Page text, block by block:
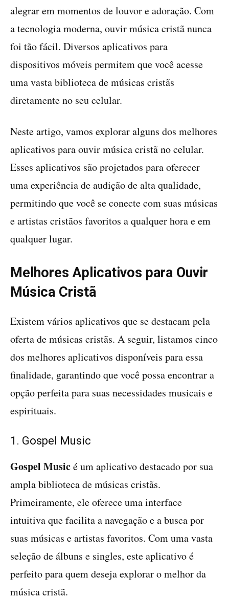
alegrar em momentos de louvor e adoração. Com
a tecnologia moderna, ouvir música cristã nunca
foi tão fácil. Diversos aplicativos para
dispositivos móveis permitem que você acesse
uma vasta biblioteca de músicas cristãs
diretamente no seu celular.
Neste artigo, vamos explorar alguns dos melhores
aplicativos para ouvir música cristã no celular.
Esses aplicativos são projetados para oferecer
uma experiência de audição de alta qualidade,
permitindo que você se conecte com suas músicas
e artistas cristãos favoritos a qualquer hora e em
qualquer lugar.
Melhores Aplicativos para Ouvir
Música Cristã
Existem vários aplicativos que se destacam pela
oferta de músicas cristãs. A seguir, listamos cinco
dos melhores aplicativos disponíveis para essa
finalidade, garantindo que você possa encontrar a
opção perfeita para suas necessidades musicais e
espirituais.
1. Gospel Music
Gospel Musicé um aplicativo destacado por sua
ampla biblioteca de músicas cristãs.
Primeiramente, ele oferece uma interface
intuitiva que facilita a navegação e a busca por
suas músicas e artistas favoritos. Com uma vasta
seleção de álbuns e singles, este aplicativo é
perfeito para quem deseja explorar o melhor da
música cristã.